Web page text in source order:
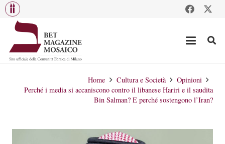
Home Cultura e Società
Opinioni
Perché i media si accaniscono contro il libanese Hariri e il saudita
Bin Salman? E perché sostengono l’Iran?